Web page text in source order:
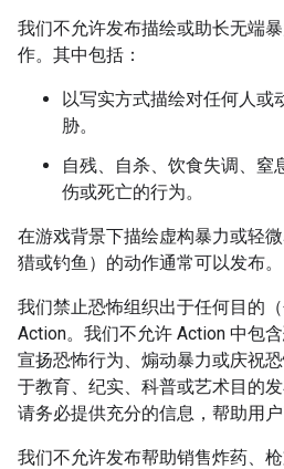
我们不允许发布描绘或助长无端
作。其中包括：
以写实方式描绘对任何人或
胁。
自残、自杀、饮食失调、窒
伤或死亡的行为。
在游戏背景下描绘虚构暴力或轻
猎或钓鱼）的动作通常可以发布。
我们禁止恐怖组织出于任何目的
Action。我们不允许 Action 中包
宣扬恐怖行为、煽动暴力或庆祝
于教育、纪实、科普或艺术目的
请务必提供充分的信息，帮助用户
我们不允许发布帮助销售炸药、